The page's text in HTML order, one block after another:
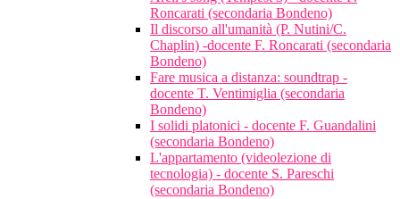
Roncarati (secondaria Bondeno)
Il discorso all'umanità (P. Nutini/C.
Chaplin) -docente F. Roncarati (secondaria
Bondeno)
Fare musica a distanza: soundtrap -
docente T. Ventimiglia (secondaria
Bondeno)
I solidi platonici - docente F. Guandalini
(secondaria Bondeno)
L'appartamento (videolezione di
tecnologia) - docente S. Pareschi
(secondaria Bondeno)